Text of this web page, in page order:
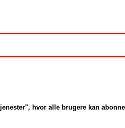
hvor alle brugere kan